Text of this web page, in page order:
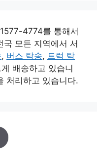
4774를 통해서
국 모든 지역에서 서
, 버스 탁송, 트럭 탁
배송하고 있습니
처리하고 있습니다.